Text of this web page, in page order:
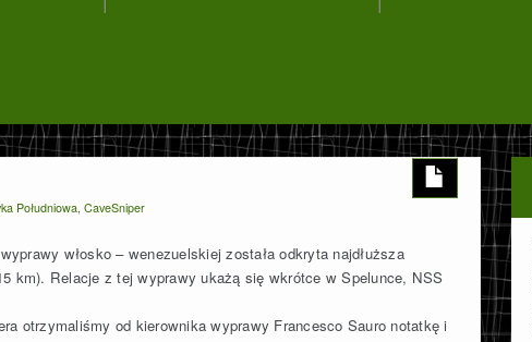
Południowa CaveSniper
włosko – wenezuelskiej została odkryta najdłuższa
km). Relacje z tej wyprawy ukażą się wkrótce w Spelunce, NSS
otrzymaliśmy od kierownika wyprawy Francesco Sauro notatkę i